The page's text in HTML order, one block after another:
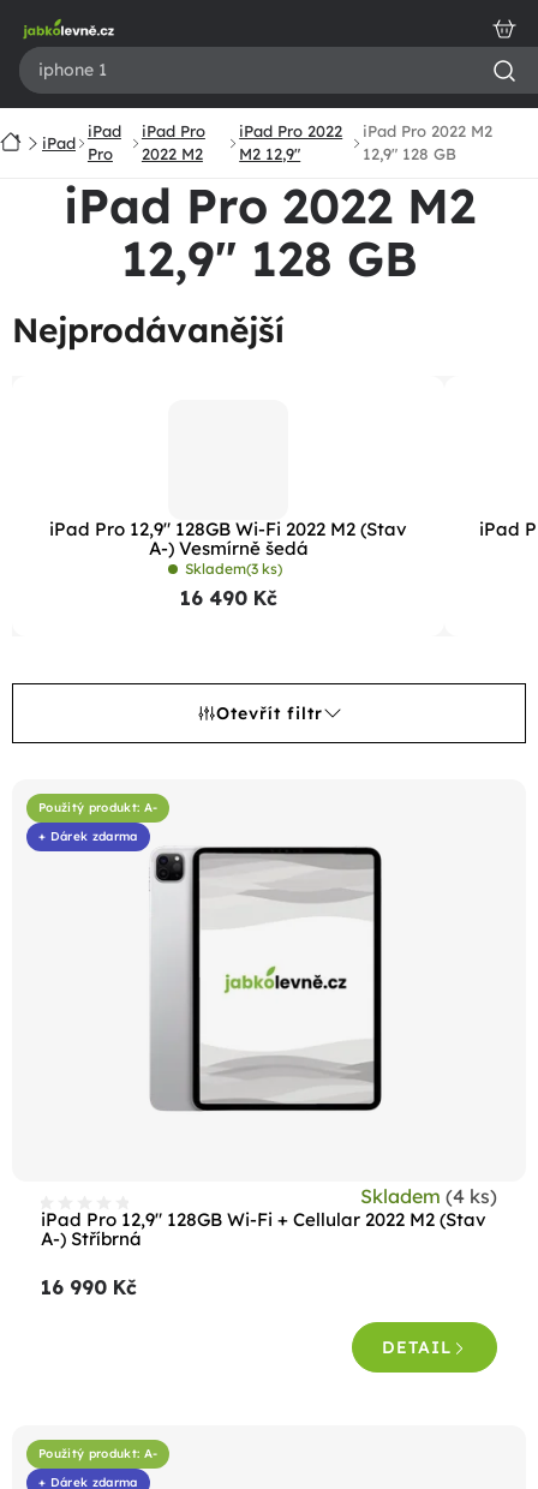
obsah
DomůiPad
iPad
Pro
iPad Pro
2022 M2
iPad Pro 2022
M2 12,9"
iPad Pro 2022 M2
12,9" 128 GB
iPad Pro 2022 M2
12,9" 128 GB
Nejprodávanější
iPad Pro 12,9" 128GB Wi-Fi 2022 M2 (Stav
A-) Vesmírně šedá
Skladem(3 ks)
16 490 Kč
iPad
Otevřít filtr
ý
p
Použitý produkt: A-
+ Dárek zdarma
iPad Pro 12,9" 128GB Wi-Fi + Cellular 2022 M2 (Stav
A-) Stříbrná
Skladem (4 ks)
16 990 Kč
DETAIL
Použitý produkt: A-
+ Dárek zdarma